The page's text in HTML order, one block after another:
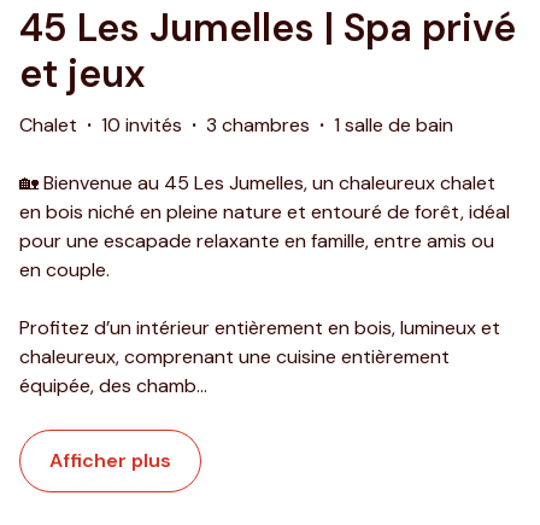
45 Les Jumelles | Spa privé
et jeux
Chalet · 10 invités · 3 chambres · 1 salle de bain
🏡 Bienvenue au 45 Les Jumelles, un chaleureux chalet
en bois niché en pleine nature et entouré de forêt, idéal
pour une escapade relaxante en famille, entre amis ou
en couple.
Profitez d’un intérieur entièrement en bois, lumineux et
chaleureux, comprenant une cuisine entièrement
équipée, des chamb...
Afficher plus